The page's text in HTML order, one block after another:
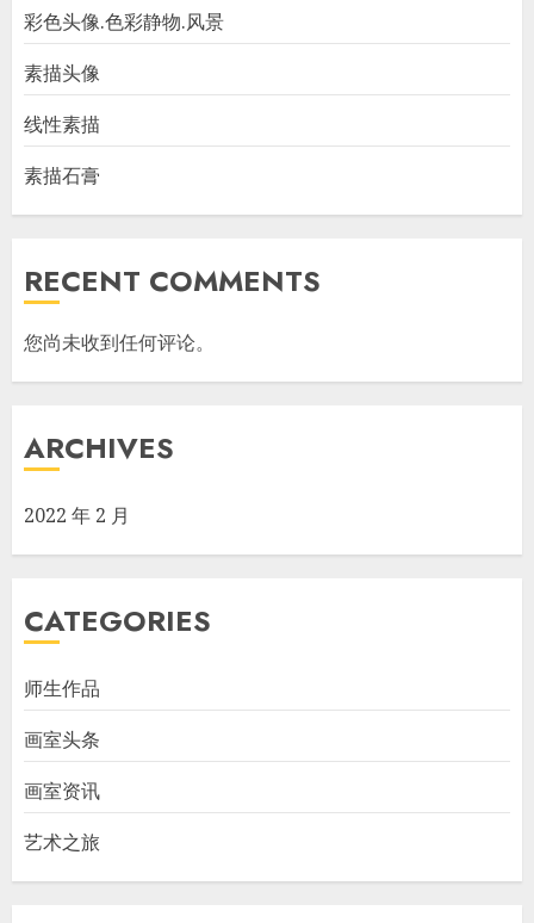
彩色头像.色彩静物.风景
素描头像
线性素描
素描石膏
RECENT COMMENTS
您尚未收到任何评论。
ARCHIVES
2022 年 2 月
CATEGORIES
师生作品
画室头条
画室资讯
艺术之旅